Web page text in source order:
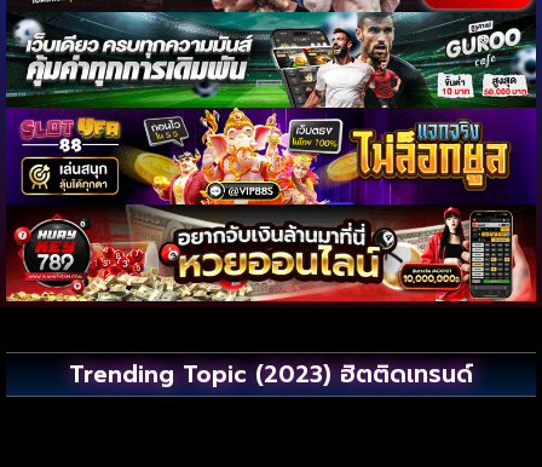
Trending Topic (2023) ฮิตติดเทรนด์